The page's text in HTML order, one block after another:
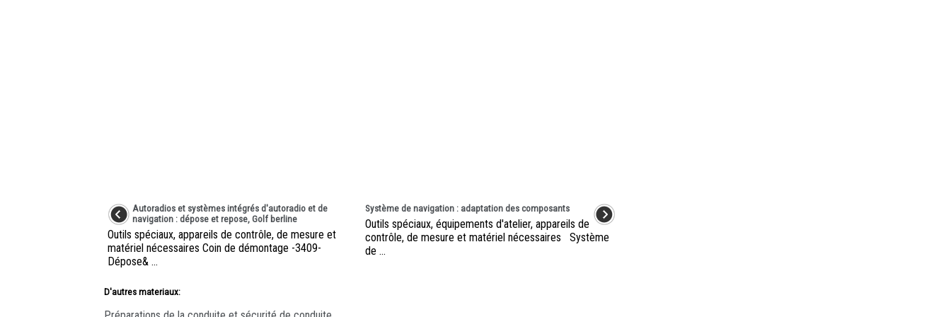
Autoradios et systèmes intégrés d'autoradio et de
navigation : dépose et repose, Golf berline
Outils spéciaux, appareils de contrôle, de mesure et
matériel nécessaires Coin de démontage -3409-
Dépose& ...
Système de navigation : adaptation des composants
Outils spéciaux, équipements d'atelier, appareils de
contrôle, de mesure et matériel nécessaires Système
de ...
D'autres materiaux: